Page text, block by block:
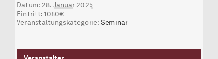
Datum: 28. Januar 2025
Eintritt: 1080€
Veranstaltungskategorie: Seminar